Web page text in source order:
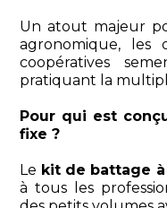
Un atout majeur
agronomique, les
coopératives
pratiquant la
Pour qui est
fixe ?
Le kit de battage
à tous les